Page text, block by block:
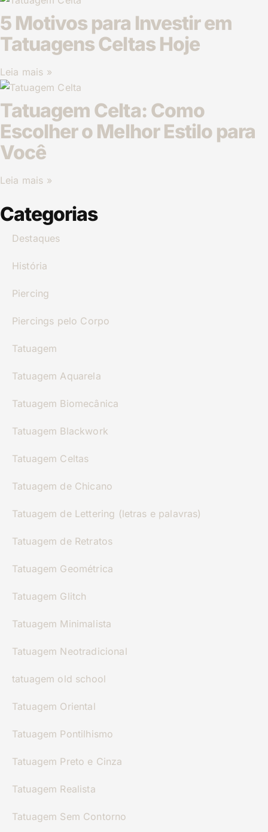
5 Motivos para Investir em
Tatuagens Celtas Hoje
Leia mais »
Tatuagem Celta: Como
Escolher o Melhor Estilo para
Você
Leia mais »
Categorias
Destaques
História
Piercing
Piercings pelo Corpo
Tatuagem
Tatuagem Aquarela
Tatuagem Biomecânica
Tatuagem Blackwork
Tatuagem Celtas
Tatuagem de Chicano
Tatuagem de Lettering (letras e palavras)
Tatuagem de Retratos
Tatuagem Geométrica
Tatuagem Glitch
Tatuagem Minimalista
Tatuagem Neotradicional
tatuagem old school
Tatuagem Oriental
Tatuagem Pontilhismo
Tatuagem Preto e Cinza
Tatuagem Realista
Tatuagem Sem Contorno